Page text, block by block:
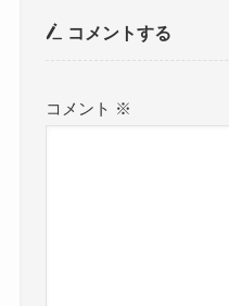
コメントする
コメント ※